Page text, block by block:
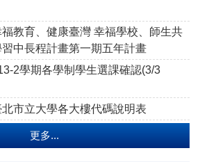
福教育、健康臺灣 幸福學校、師生共
中長程計畫第一期五年計畫
2學期各學制學生選課確認(3/3
北市立大學各大樓代碼說明表
更多...